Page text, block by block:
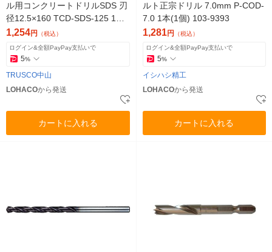
ル用コンクリートドリルSDS 刃
径12.5×160 TCD-SDS-125 1本
391-1276
1,254円 （税込）
ログイン&全額PayPay支払いで
5%
TRUSCO中山
LOHACOから発送
カートに入れる
ルト正宗ドリル 7.0mm P-COD-
7.0 1本(1個) 103-9393
1,281円 （税込）
ログイン&全額PayPay支払いで
5%
イシハシ精工
LOHACOから発送
カートに入れる